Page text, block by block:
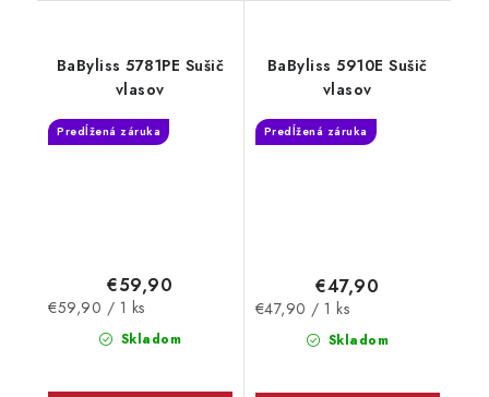
BaByliss 5781PE Sušič
vlasov
Predĺžená záruka
Skladom
€59,90
Jednotková
€59,90 / 1 ks
BaByliss 5910E Sušič
vlasov
Predĺžená záruka
Skladom
€47,90
Jednotková
€47,90 / 1 ks